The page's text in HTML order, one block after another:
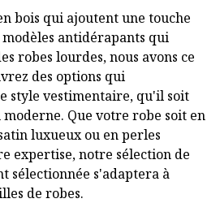
bois qui ajoutent une touche
antidérapants qui
robes lourdes, nous avons ce
des options qui
style vestimentaire, qu'il soit
moderne. Que votre robe soit en
luxueux ou en perles
expertise, notre sélection de
sélectionnée s'adaptera à
de robes.